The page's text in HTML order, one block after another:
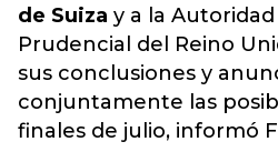
de Suiza y a la
Prudencial del Reino
sus conclusiones y
conjuntamente las
finales de julio, informó